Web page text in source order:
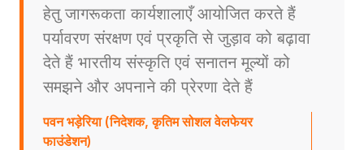
हेतु जागरूकता कार्यशालाएँ आयोजित करते हैं
पर्यावरण संरक्षण एवं प्रकृति से जुड़ाव को बढ़ावा
देते हैं भारतीय संस्कृति एवं सनातन मूल्यों को
समझने और अपनाने की प्रेरणा देते हैं
पवन भड़ेरिया (निदेशक, कृतिम सोशल वेलफेयर
फाउंडेशन)